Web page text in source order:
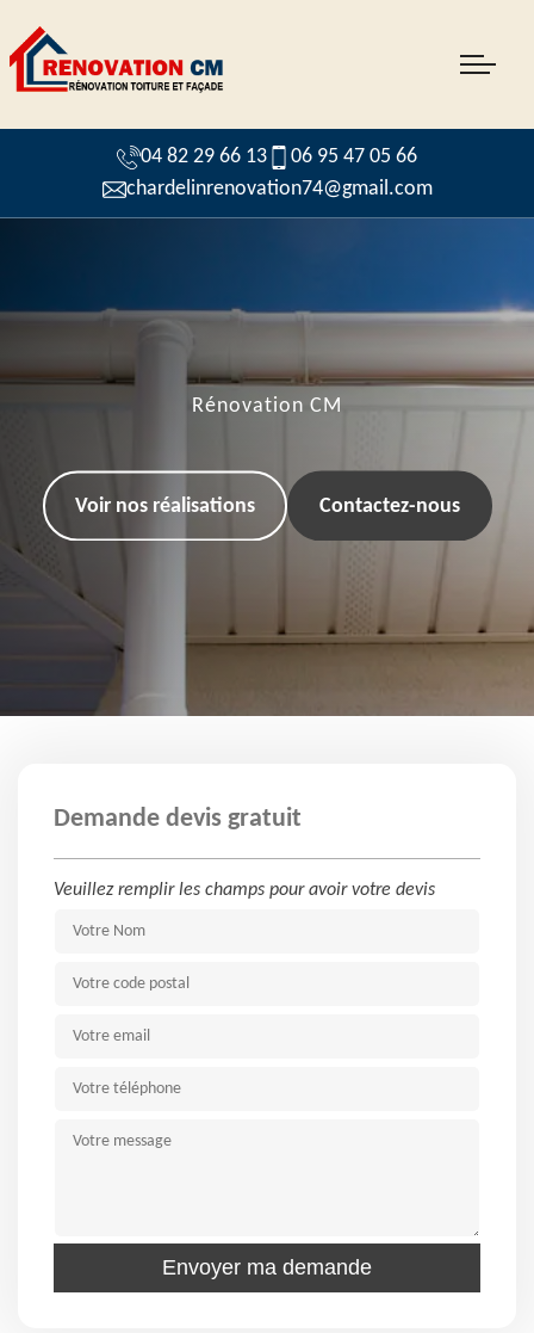
04 82 29 66 13
06 95 47 05 66
chardelinrenovation74@gmail.com
Rénovation CM
Voir nos réalisations Contactez-nous
Demande devis gratuit
Veuillez remplir les champs pour avoir votre devis